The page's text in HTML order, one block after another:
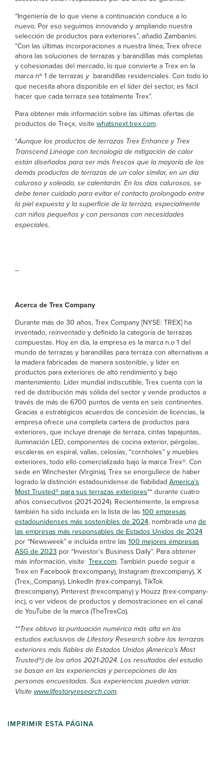
“Ingeniería de lo que viene a continuación conduce a lo
nuevo. Por eso seguimos innovando y ampliando nuestra
selección de productos para exteriores”, añadió Zambanini.
“Con las últimas incorporaciones a nuestra línea, Trex ofrece
ahora las soluciones de terrazas y barandillas más completas
y cohesionadas del mercado, lo que convierte a Trex en la
marca nº 1 de terrazas ybarandillas residenciales. Con todo lo
que necesita ahora disponible en el líder del sector, es fácil
hacer que cada terraza sea totalmente Trex”.
Para obtener más información sobre las últimas ofertas de
productos de Treçx, visite whatsnext.trex.com.
*Aunque los productos de terrazas Trex Enhance y Trex
Transcend Lineage con tecnología de mitigación de calor
están diseñados para ser más frescos que la mayoría de los
demás productos de terrazas de un color similar, en un día
caluroso y soleado, se calentarán. En los días calurosos, se
debe tener cuidado para evitar el contacto prolongado entre
la piel expuesta y la superficie de la terraza, especialmente
con niños pequeños y con personas con necesidades
especiales.
--
Acerca de Trex Company
Durante más de 30 años, Trex Company [NYSE: TREX] ha
inventado, reinventado y definido la categoría de terrazas
compuestas. Hoy en día, la empresa es la marca n.o 1 del
mundo de terrazas y barandillas para terraza con alternativas a
la madera fabricadas de manera sostenible, y líder en
productos para exteriores de alto rendimiento y bajo
mantenimiento. Líder mundial indiscutible, Trex cuenta con la
red de distribución más sólida del sector y vende productos a
través de más de 6700 puntos de venta en seis continentes.
Gracias a estratégicos acuerdos de concesión de licencias, la
empresa ofrece una completa cartera de productos para
exteriores, que incluye drenaje de terraza, cintas tapajuntas,
iluminación LED, componentes de cocina exterior, pérgolas,
escaleras en espiral, vallas, celosías, “cornholes” y muebles
exteriores, todo ello comercializado bajo la marca Trex®. Con
sede en Winchester (Virginia), Trex se enorgullece de haber
logrado la distinción estadounidense de fiabilidad America’s
Most Trusted® para sus terrazas exteriores** durante cuatro
años consecutivos (2021-2024). Recientemente, la empresa
también ha sido incluida en la lista de las 100 empresas
estadounidenses más sostenibles de 2024, nombrada una de
las empresas más responsables de Estados Unidos de 2024
por “Newsweek” e incluida entre las 100 mejores empresas
ASG de 2023 por “Investor’s Business Daily”. Para obtener
más información, visite Trex.com. También puede seguir a
Trex en Facebook (trexcompany), Instagram (trexcompany), X
(Trex_Company), LinkedIn (trex-company), TikTok
(trexcompany), Pinterest (trexcompany) y Houzz (trex-company-
inc), o ver vídeos de productos y demostraciones en el canal
de YouTube de la marca (TheTrexCo).
**Trex obtuvo la puntuación numérica más alta en los
estudios exclusivos de Lifestory Research sobre las terrazas
exteriores más fiables de Estados Unidos (America’s Most
Trusted®) de los años 2021-2024. Los resultados del estudio
se basan en las experiencias y percepciones de las
personas encuestadas. Sus experiencias pueden variar.
Visitewww.lifestoryresearch.com.
IMPRIMIR ESTA PÁGINA